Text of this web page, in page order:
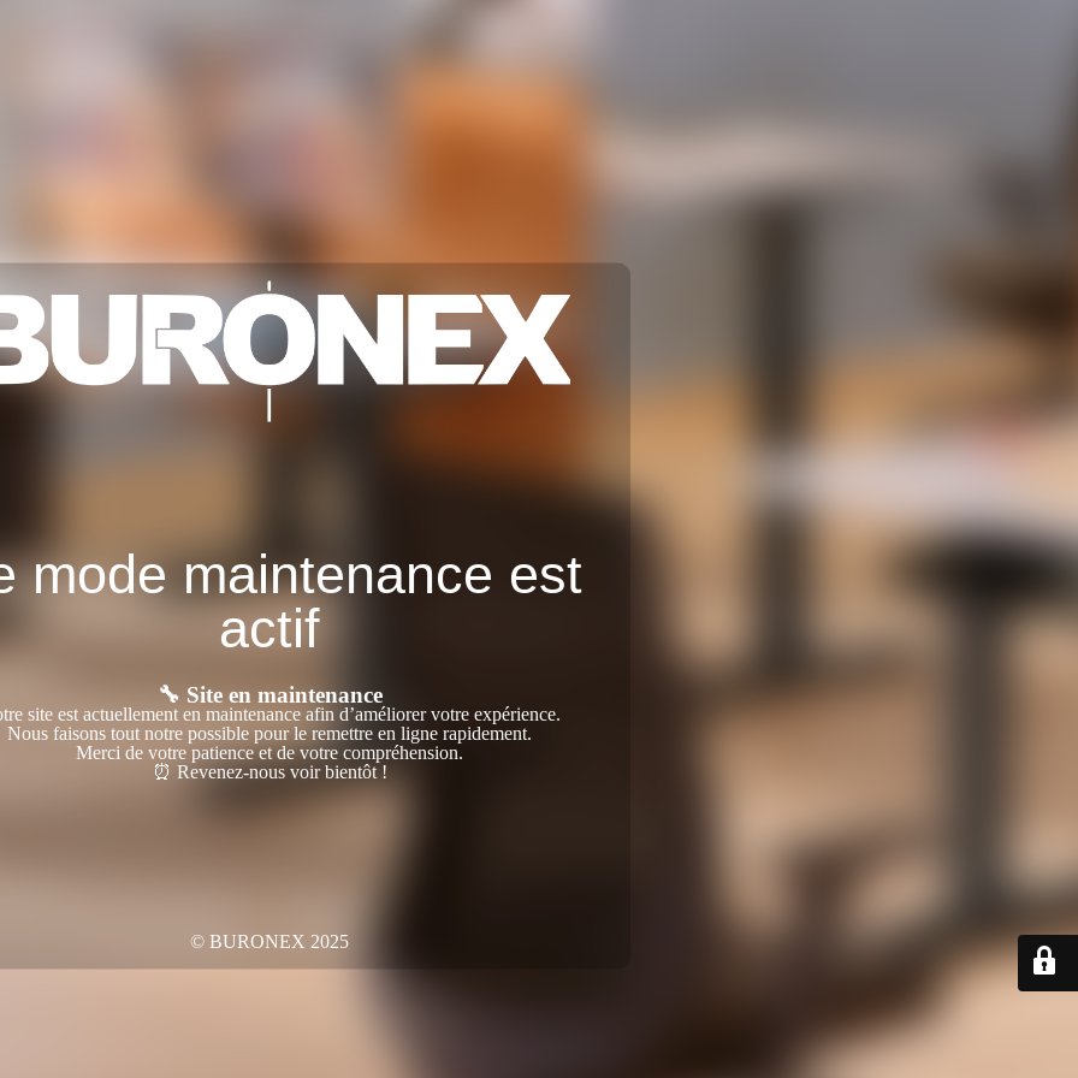
mode maintenance est
actif
🔧 Site en maintenance
site est actuellement en maintenance afin d’améliorer votre expérience.
Nous faisons tout notre possible pour le remettre en ligne rapidement.
Merci de votre patience et de votre compréhension.
⏰ Revenez-nous voir bientôt !
© BURONEX 2025